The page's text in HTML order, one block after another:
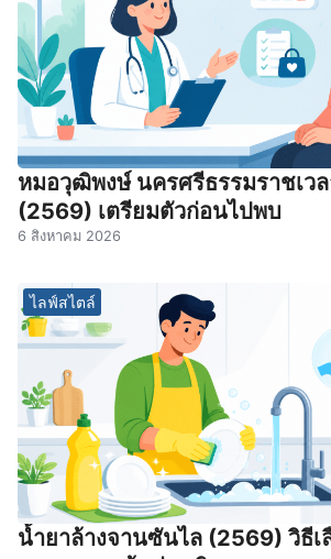
หมอวุฒิพงษ์ นครศรีธรรมราชเว
(2569) เตรียมตัวก่อนไปพบ
6 สิงหาคม 2026
ไลฟ์สไตล์
น้ำยาล้างจานซันไล (2569) วิธีเ